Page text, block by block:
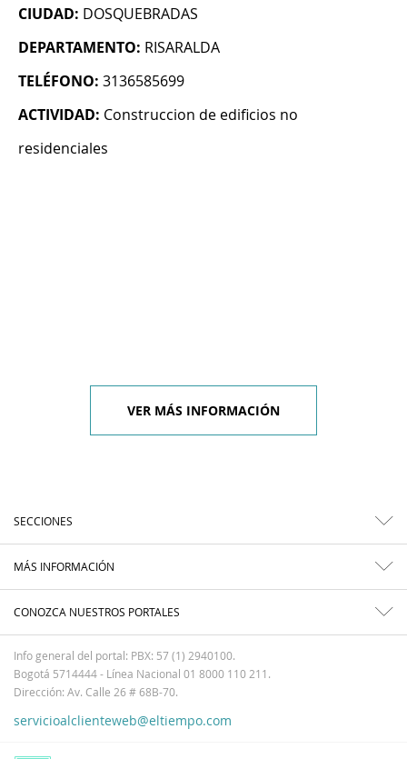
CIUDAD: DOSQUEBRADAS
DEPARTAMENTO: RISARALDA
TELÉFONO: 3136585699
ACTIVIDAD: Construccion de edificios no
residenciales
VER MÁS INFORMACIÓN
SECCIONES
MÁS INFORMACIÓN
CONOZCA NUESTROS PORTALES
Info general del portal: PBX: 57 (1) 2940100.
Bogotá 5714444 - Línea Nacional 01 8000 110 211.
Dirección: Av. Calle 26 # 68B-70.
servicioalclienteweb@eltiempo.com